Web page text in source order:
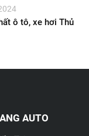
ô tô, xe hơi Thủ
AUTO